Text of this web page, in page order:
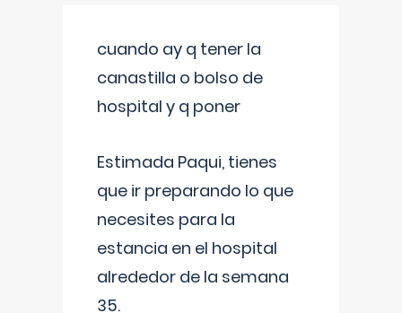
cuando ay q tener la
canastilla o bolso de
hospital y q poner
Estimada Paqui, tienes
que ir preparando lo que
necesites para la
estancia en el hospital
alrededor de la semana
35.